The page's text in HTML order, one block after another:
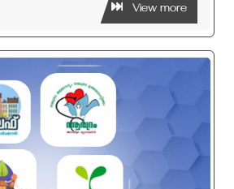
View more